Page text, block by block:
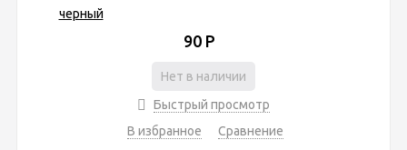
90 Р
Нет в наличии
Быстрый просмотр
В избранное
Сравнение